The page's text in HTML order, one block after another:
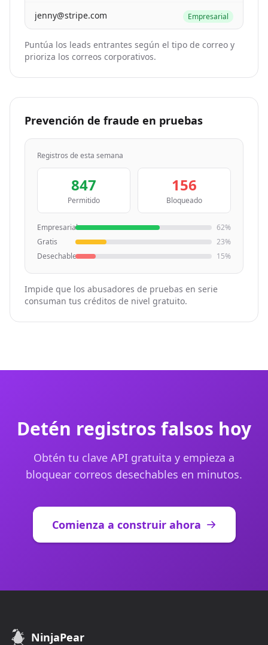
jenny@stripe.com Empresarial
Puntúa los leads entrantes según el tipo de correo y
prioriza los correos corporativos.
Prevención de fraude en pruebas
Registros de esta semana
847
Permitido
156
Bloqueado
Empresarial
62%
Gratis
23%
Desechable
15%
Impide que los abusadores de pruebas en serie
consuman tus créditos de nivel gratuito.
Detén registros falsos hoy
Obtén tu clave API gratuita y empieza a
bloquear correos desechables en minutos.
Comienza a construir ahora
NinjaPear